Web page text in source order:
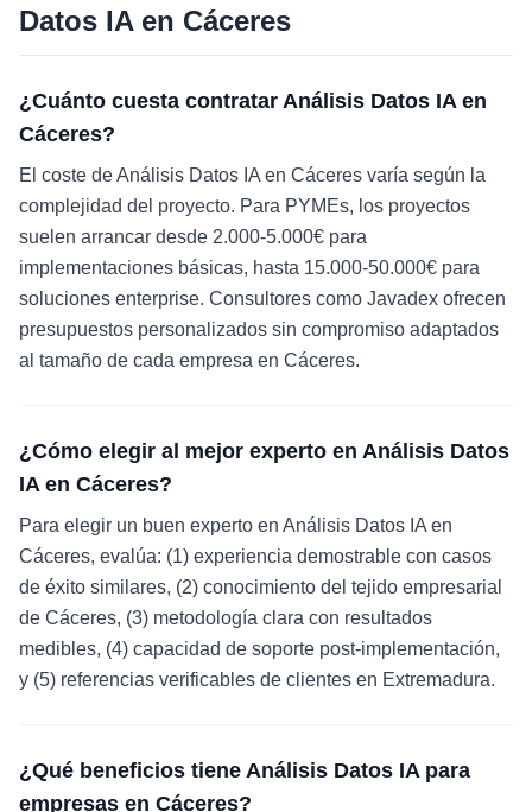
Datos IAen Cáceres
¿Cuánto cuesta contratar Análisis Datos IA en
Cáceres?
El coste de Análisis Datos IA en Cáceres varía según la
complejidad del proyecto. Para PYMEs, los proyectos
suelen arrancar desde 2.000-5.000€ para
implementaciones básicas, hasta 15.000-50.000€ para
soluciones enterprise. Consultores como Javadex ofrecen
presupuestos personalizados sin compromiso adaptados
al tamaño de cada empresa en Cáceres.
¿Cómo elegir al mejor experto en Análisis Datos
IA en Cáceres?
Para elegir un buen experto en Análisis Datos IA en
Cáceres, evalúa: (1) experiencia demostrable con casos
de éxito similares, (2) conocimiento del tejido empresarial
de Cáceres, (3) metodología clara con resultados
medibles, (4) capacidad de soporte post-implementación,
y (5) referencias verificables de clientes en Extremadura.
¿Qué beneficios tiene Análisis Datos IA para
empresas en Cáceres?